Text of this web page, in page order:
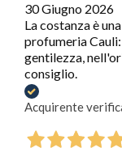
30 Giugno 2026
La costanza è
profumeria
gentilezza,
consiglio.
Acquirente